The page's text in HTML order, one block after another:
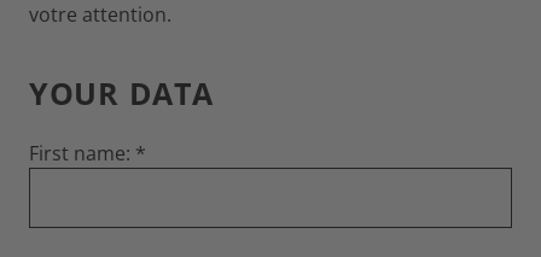
votre attention.
YOUR DATA
First name: